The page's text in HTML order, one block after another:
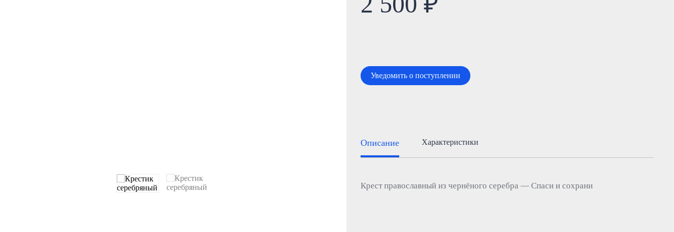
Уведомить о поступлении
Описание Характеристики
Крест православный из чернёного серебра — Спаси и сохрани